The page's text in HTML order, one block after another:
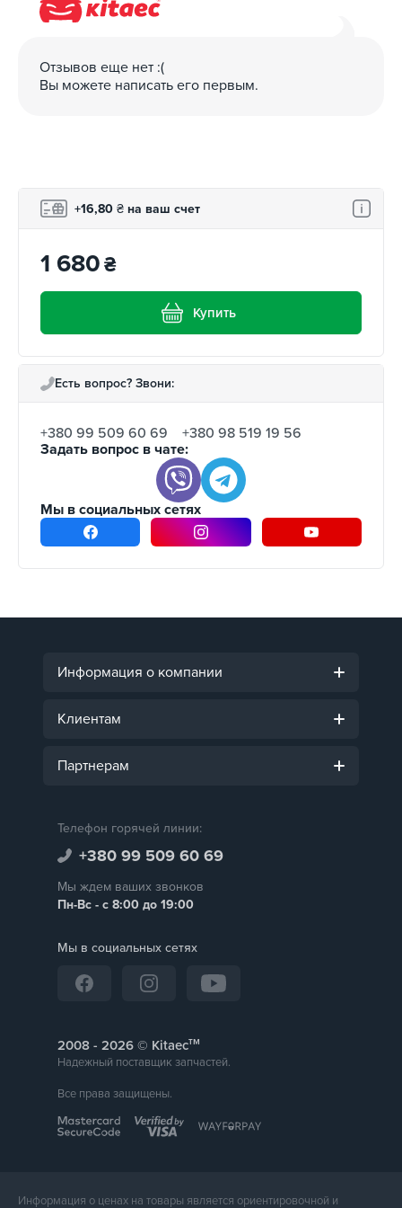
очень высока.
Отзывов еще нет :(
Вы можете написать его первым.
+16,80 ₴ на ваш счет
1 680₴
Купить
Есть вопрос? Звони:
+380 99 509 60 69
+380 98 519 19 56
Задать вопрос в чате:
Мы в социальных сетях
Информация о компании
Клиентам
Партнерам
Телефон горячей линии:
+380 99 509 60 69
Мы ждем ваших звонков
Пн-Вс - с 8:00 до 19:00
Мы в социальных сетях
2008 - © Kitaecтм
Надежный поставщик запчастей.
Все права защищены.
Информация о ценах на товары является ориентировочной и